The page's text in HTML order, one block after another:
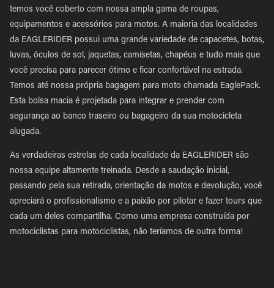
temos você coberto com nossa ampla gama de roupas,
equipamentos e acessórios para motos. A maioria das localidades
da EAGLERIDER possui uma grande variedade de capacetes, botas,
luvas, óculos de sol, jaquetas, camisetas, chapéus e tudo mais que
você precisa para parecer ótimo e ficar confortável na estrada.
Temos até nossa própria bagagem para moto chamada EaglePack.
Esta bolsa macia é projetada para integrar e prender com
segurança ao banco traseiro ou bagageiro da sua motocicleta
alugada.
As verdadeiras estrelas de cada localidade da EAGLERIDER são
nossa equipe altamente treinada. Desde a saudação inicial,
passando pela sua retirada, orientação da motos e devolução, você
apreciará o profissionalismo e a paixão por pilotar e fazer tours que
cada um deles compartilha. Como uma empresa construída por
motociclistas para motociclistas, não teríamos de outra forma!